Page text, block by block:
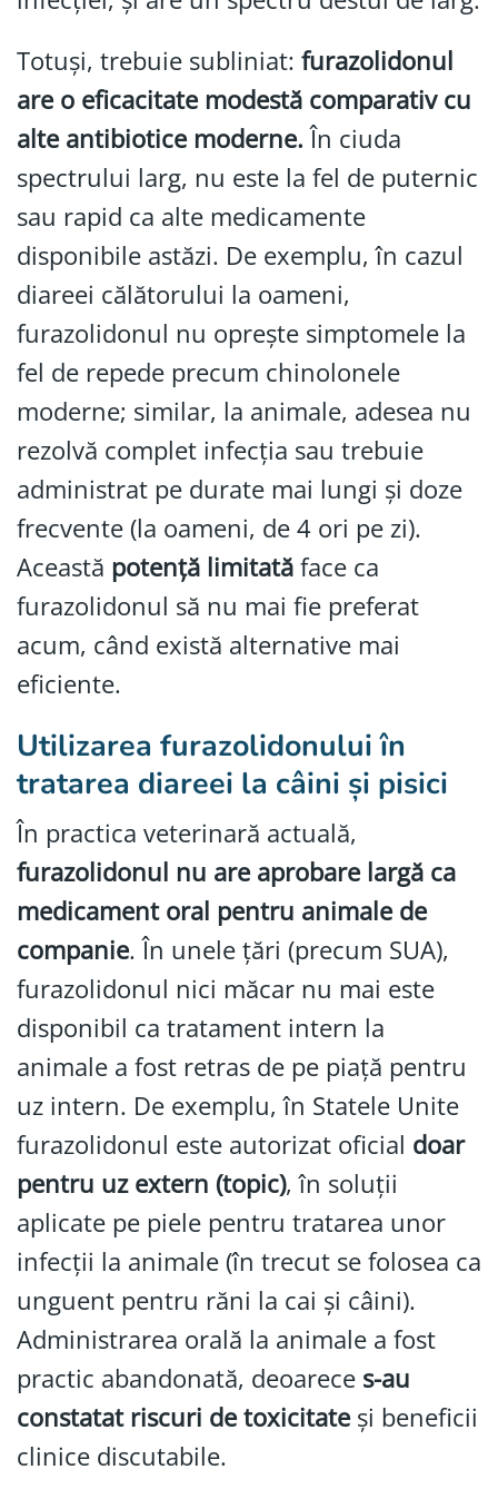
Totuși, trebuie subliniat: furazolidonul
are o eficacitate modestă comparativ cu
alte antibiotice moderne.În ciuda
spectrului larg, nu este la fel de puternic
sau rapid ca alte medicamente
disponibile astăzi. De exemplu, în cazul
diareei călătorului la oameni,
furazolidonul nu oprește simptomele la
fel de repede precum chinolonele
moderne; similar, la animale, adesea nu
rezolvă complet infecția sau trebuie
administrat pe durate mai lungi și doze
frecvente (la oameni, de 4 ori pe zi).
Această potență limitatăface ca
furazolidonul să nu mai fie preferat
acum, când există alternative mai
eficiente.
Utilizarea furazolidonului în
tratarea diareei la câini și pisici
În practica veterinară actuală,
furazolidonul nu are aprobare largă ca
medicament oral pentru animale de
companie. În unele țări (precum SUA),
furazolidonul nici măcar nu mai este
disponibil ca tratament intern la
animale a fost retras de pe piață pentru
uz intern. De exemplu, în Statele Unite
furazolidonul este autorizat oficial doar
pentru uz extern (topic), în soluții
aplicate pe piele pentru tratarea unor
infecții la animale (în trecut se folosea ca
unguent pentru răni la cai și câini).
Administrarea orală la animale a fost
practic abandonată, deoarece s-au
constatat riscuri de toxicitateși beneficii
clinice discutabile.